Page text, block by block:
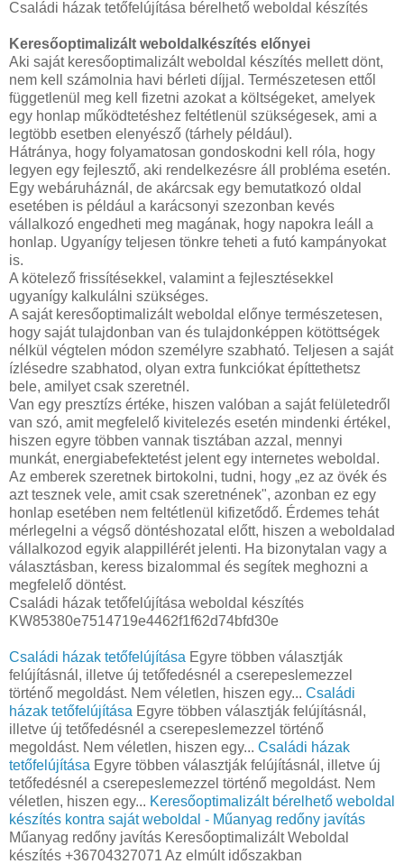
Családi házak tetőfelújítása bérelhető weboldal készítés
Keresőoptimalizált weboldalkészítés előnyei
Aki saját keresőoptimalizált weboldal készítés mellett dönt,
nem kell számolnia havi bérleti díjjal. Természetesen ettől
függetlenül meg kell fizetni azokat a költségeket, amelyek
egy honlap működtetéshez feltétlenül szükségesek, ami a
legtöbb esetben elenyésző (tárhely például).
Hátránya, hogy folyamatosan gondoskodni kell róla, hogy
legyen egy fejlesztő, aki rendelkezésre áll probléma esetén.
Egy webáruháznál, de akárcsak egy bemutatkozó oldal
esetében is például a karácsonyi szezonban kevés
vállalkozó engedheti meg magának, hogy napokra leáll a
honlap. Ugyanígy teljesen tönkre teheti a futó kampányokat
is.
A kötelező frissítésekkel, valamint a fejlesztésekkel
ugyanígy kalkulálni szükséges.
A saját keresőoptimalizált weboldal előnye természetesen,
hogy saját tulajdonban van és tulajdonképpen kötöttségek
nélkül végtelen módon személyre szabható. Teljesen a saját
ízlésedre szabhatod, olyan extra funkciókat építtethetsz
bele, amilyet csak szeretnél.
Van egy presztízs értéke, hiszen valóban a saját felületedről
van szó, amit megfelelő kivitelezés esetén mindenki értékel,
hiszen egyre többen vannak tisztában azzal, mennyi
munkát, energiabefektetést jelent egy internetes weboldal.
Az emberek szeretnek birtokolni, tudni, hogy „ez az övék és
azt tesznek vele, amit csak szeretnének", azonban ez egy
honlap esetében nem feltétlenül kifizetődő. Érdemes tehát
mérlegelni a végső döntéshozatal előtt, hiszen a weboldalad
vállalkozod egyik alappillérét jelenti. Ha bizonytalan vagy a
választásban, keress bizalommal és segítek meghozni a
megfelelő döntést.
Családi házak tetőfelújítása weboldal készítés
KW85380e7514719e4462f1f62d74bfd30e
Családi házak tetőfelújítása Egyre többen választják
felújításnál, illetve új tetőfedésnél a cserepeslemezzel
történő megoldást. Nem véletlen, hiszen egy... Családi
házak tetőfelújítása Egyre többen választják felújításnál,
illetve új tetőfedésnél a cserepeslemezzel történő
megoldást. Nem véletlen, hiszen egy... Családi házak
tetőfelújítása Egyre többen választják felújításnál, illetve új
tetőfedésnél a cserepeslemezzel történő megoldást. Nem
véletlen, hiszen egy... Keresőoptimalizált bérelhető weboldal
készítés kontra saját weboldal - Műanyag redőny javítás
Műanyag redőny javítás Keresőoptimalizált Weboldal
készítés +36704327071 Az elmúlt időszakban